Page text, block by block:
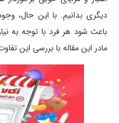
دیگری بدانیم. با این حال،
باعث شود هر فرد با توجه به
مادر این مقاله با بررسی این